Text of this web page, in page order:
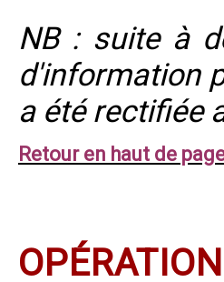
NB : suite à
d'information
a été rectifiée
Retour en haut de